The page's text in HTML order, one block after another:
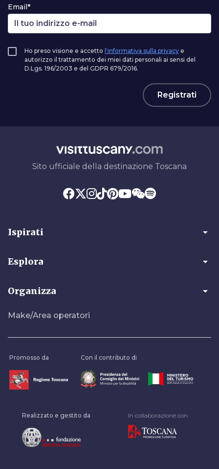
Email*
Ho preso visione e accetto l'informativa sulla privacy e
autorizzo il trattamento dei miei dati personali ai sensi del
D.Lgs. 196/2003 e del GDPR 679/2016.
Registrati
Sito ufficiale della destinazione Toscana
Ispirati arrow_drop_down
Esplora arrow_drop_down
Organizza arrow_drop_down
Make/Area operatori
Promosso da Con il contributo di
Realizzato e gestito da In collaborazione con